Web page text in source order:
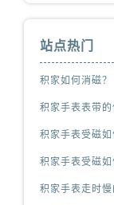
站点热门
积家如何消磁？
积家手表表带的
积家手表受磁
积家手表受磁
积家手表走时慢